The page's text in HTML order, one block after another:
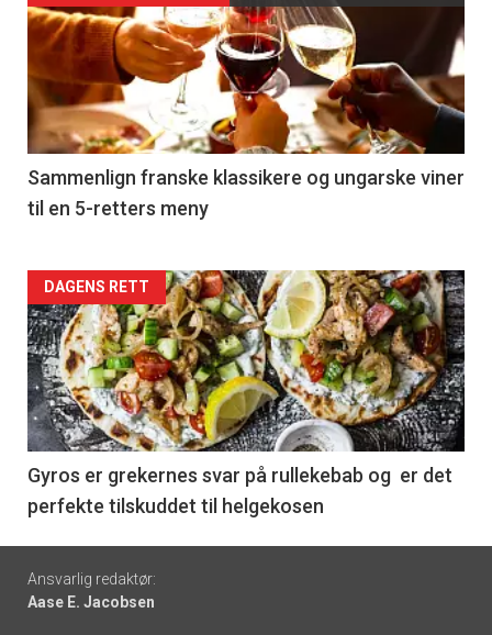
akkurat
nå
-
5
Sammenlign franske klassikere og ungarske viner
til en 5-retters meny
Forsiden
akkurat
nå
-
6
DAGENS RETT
Gyros er grekernes svar på rullekebab og er det
perfekte tilskuddet til helgekosen
Footer
-
Ansvarlig redaktør:
Aase E. Jacobsen